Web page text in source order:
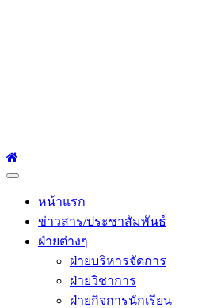
Primary
หน้าแรก
ข่าวสาร/ประชาสัมพันธ์
ฝ่ายต่างๆ
ฝ่ายบริหารจัดการ
ฝ่ายวิชาการ
ฝ่ายกิจการนักเรียน